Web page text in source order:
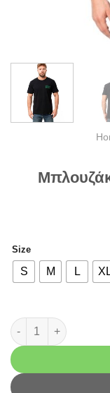
Size
S M L
Μπλουζάκι duetto